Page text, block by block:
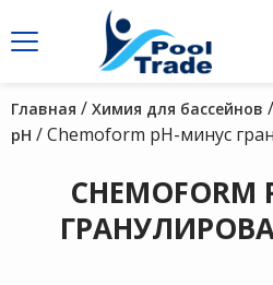
Главная / Химия для бассейнов /
рН / Chemoform рН-минус